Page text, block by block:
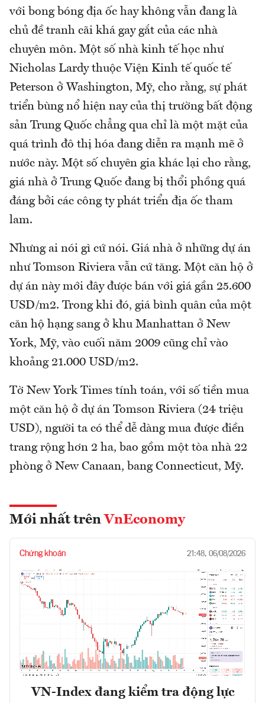
với bong bóng địa ốc hay không vẫn đang là
chủ đề tranh cãi khá gay gắt của các nhà
chuyên môn. Một số nhà kinh tế học như
Nicholas Lardy thuộc Viện Kinh tế quốc tế
Peterson ở Washington, Mỹ, cho rằng, sự phát
triển bùng nổ hiện nay của thị trường bất động
sản Trung Quốc chẳng qua chỉ là một mặt của
quá trình đô thị hóa đang diễn ra mạnh mẽ ở
nước này. Một số chuyên gia khác lại cho rằng,
giá nhà ở Trung Quốc đang bị thổi phồng quá
đáng bởi các công ty phát triển địa ốc tham
lam.
Nhưng ai nói gì cứ nói. Giá nhà ở những dự án
như Tomson Riviera vẫn cứ tăng. Một căn hộ ở
dự án này mới đây được bán với giá gần 25.600
USD/m2. Trong khi đó, giá bình quân của một
căn hộ hạng sang ở khu Manhattan ở New
York, Mỹ, vào cuối năm 2009 cũng chỉ vào
khoảng 21.000 USD/m2.
Tờ New York Times tính toán, với số tiền mua
một căn hộ ở dự án Tomson Riviera (24 triệu
USD), người ta có thể dễ dàng mua được điền
trang rộng hơn 2 ha, bao gồm một tòa nhà 22
phòng ở New Canaan, bang Connecticut, Mỹ.
Mới nhất trên VnEconomy
Chứng khoán 21:48, 06/08/2026
VN-Index đang kiểm tra động lực